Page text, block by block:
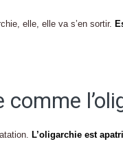
elle, elle va s’en sortir.
comme
L’oligarchie est